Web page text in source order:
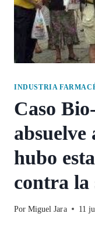
INDUSTRIA
Caso
hubo
contra la
Por Miguel Jara 11